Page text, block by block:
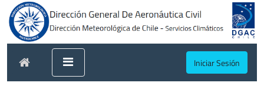
Iniciar Sesión